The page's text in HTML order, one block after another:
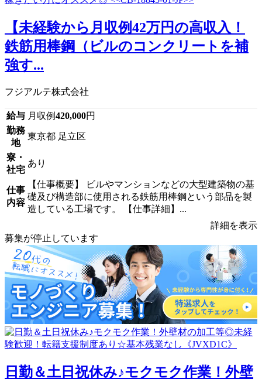
【未経験から月収例42万円の高収入！
鉄筋用棒鋼（ビルのコンクリートを補
強す...
フジアルテ株式会社
給与 月収例420,000円
勤務
地
東京都 足立区
寮・
社宅
あり
仕事
内容
【仕事概要】 ビルやマンションなどの大型建築物の基
礎及び構造部に使用される鉄筋用棒鋼という部品を製
造している工場です。 【仕事詳細】...
詳細を表示
募集が停止しています
日勤＆土日祝休み♪モクモク作業！外壁